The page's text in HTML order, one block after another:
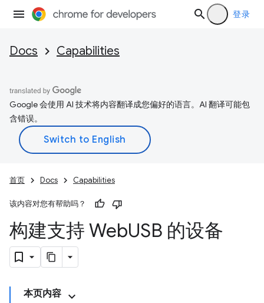
登录
Docs Capabilities
Google 会使用 AI 技术将内容翻译成您偏好的语言。AI 翻译可能包
含错误。
首页 Docs Capabilities
该内容对您有帮助吗？
构建支持 WebUSB 的设备
本页内容